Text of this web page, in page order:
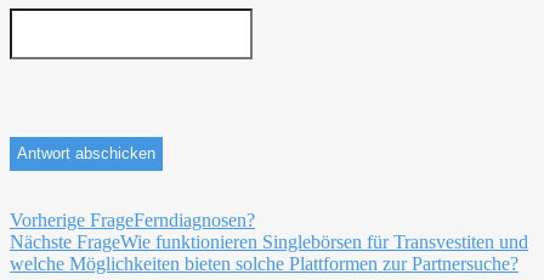
Beitragsnavigation
Vorherige FrageFerndiagnosen?
Nächste FrageWie funktionieren Singlebörsen für Transvestiten und
welche Möglichkeiten bieten solche Plattformen zur Partnersuche?